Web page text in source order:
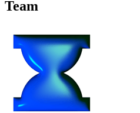
Team